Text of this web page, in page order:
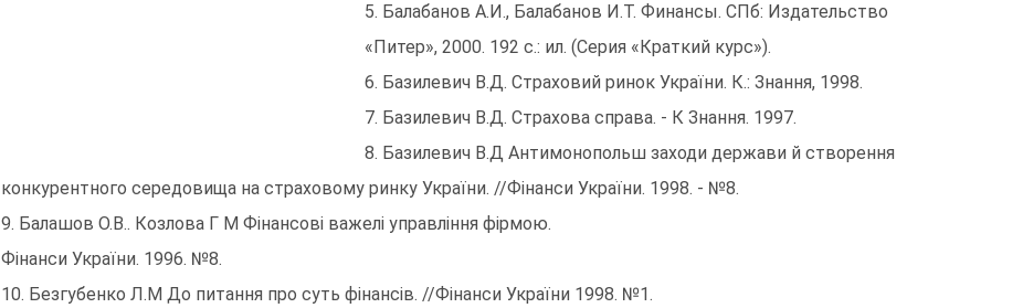
5. Балабанов А.И., Балабанов И.Т. Финансы. СПб: Издательство
«Питер», 2000. 192 с.: ил. (Серия «Краткий курс»).
6. Базилевич В.Д. Страховий ринок України. К.: Знання, 1998.
7. Базилевич В.Д. Страхова справа. - К Знання. 1997.
8. Базилевич В.Д Антимонопольш заходи держави й створення
конкурентного середовища на страховому ринку України. //Фінанси України. 1998. - №8.
9. Балашов О.В.. Козлова Г М Фінансові важелі управління фірмою.
Фінанси України. 1996. №8.
10. Безгубенко Л.М До питання про суть фінансів. //Фінанси України 1998. №1.